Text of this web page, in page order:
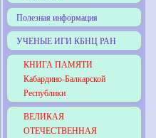
Полезная информация
УЧЕНЫЕ ИГИ КБНЦ РАН
КНИГА ПАМЯТИ
Кабардино-Балкарской
Республики
ВЕЛИКАЯ
ОТЕЧЕСТВЕННАЯ